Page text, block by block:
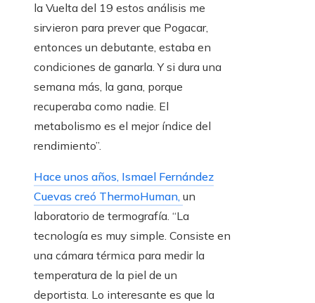
la Vuelta del 19 estos análisis me
sirvieron para prever que Pogacar,
entonces un debutante, estaba en
condiciones de ganarla. Y si dura una
semana más, la gana, porque
recuperaba como nadie. El
metabolismo es el mejor índice del
rendimiento”.
Hace unos años, Ismael Fernández
Cuevas creó ThermoHuman, un
laboratorio de termografía. “La
tecnología es muy simple. Consiste en
una cámara térmica para medir la
temperatura de la piel de un
deportista. Lo interesante es que la